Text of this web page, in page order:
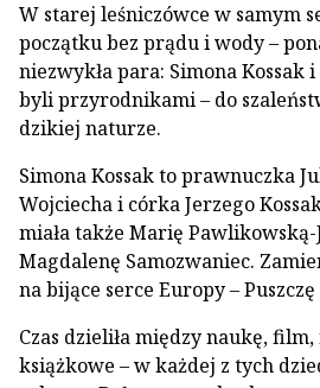
W starej leśniczówce w samym
początku bez prądu i wody –
niezwykła para: Simona Kossak
byli przyrodnikami – do
dzikiej naturze.
Simona Kossak to prawnuczka
Wojciecha i córka Jerzego
miała także Marię
Magdalenę Samozwaniec.
na bijące serce Europy –
Czas dzieliła między naukę,
książkowe – w każdej z tych